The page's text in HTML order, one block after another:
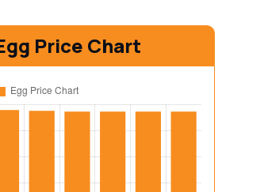
Price Chart